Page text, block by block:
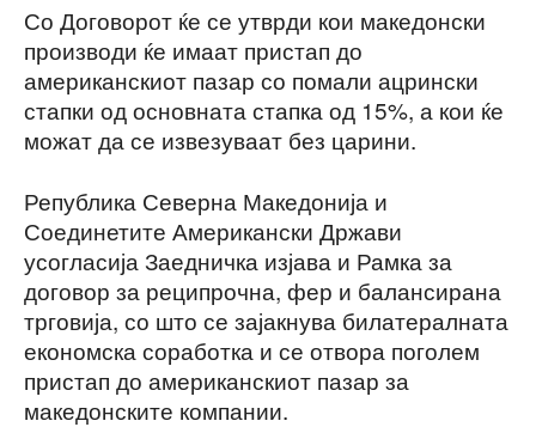
Со Договорот ќе се утврди кои македонски
производи ќе имаат пристап до
американскиот пазар со помали ацрински
стапки од основната стапка од 15%, а кои ќе
можат да се извезуваат без царини.
Република Северна Македонија и
Соединетите Американски Држави
усогласија Заедничка изјава и Рамка за
договор за реципрочна, фер и балансирана
трговија, со што се зајакнува билатералната
економска соработка и се отвора поголем
пристап до американскиот пазар за
македонските компании.